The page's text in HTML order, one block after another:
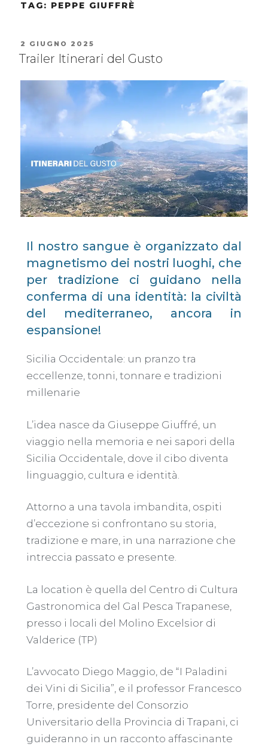
TAG: PEPPE GIUFFRÈ
2 GIUGNO 2025
Trailer Itinerari del Gusto
Il nostro sangue è organizzato dal
magnetismo dei nostri luoghi, che
per tradizione ci guidano nella
conferma di una identità: la civiltà
del mediterraneo, ancora in
espansione!
Sicilia Occidentale: un pranzo tra
eccellenze, tonni, tonnare e tradizioni
millenarie
L’idea nasce da Giuseppe Giuffré, un
viaggio nella memoria e nei sapori della
Sicilia Occidentale, dove il cibo diventa
linguaggio, cultura e identità.
Attorno a una tavola imbandita, ospiti
d’eccezione si confrontano su storia,
tradizione e mare, in una narrazione che
intreccia passato e presente.
La location è quella del Centro di Cultura
Gastronomica del Gal Pesca Trapanese,
presso i locali del Molino Excelsior di
Valderice (TP)
L’avvocato Diego Maggio, de “I Paladini
dei Vini di Sicilia”, e il professor Francesco
Torre, presidente del Consorzio
Universitario della Provincia di Trapani, ci
guideranno in un racconto affascinante